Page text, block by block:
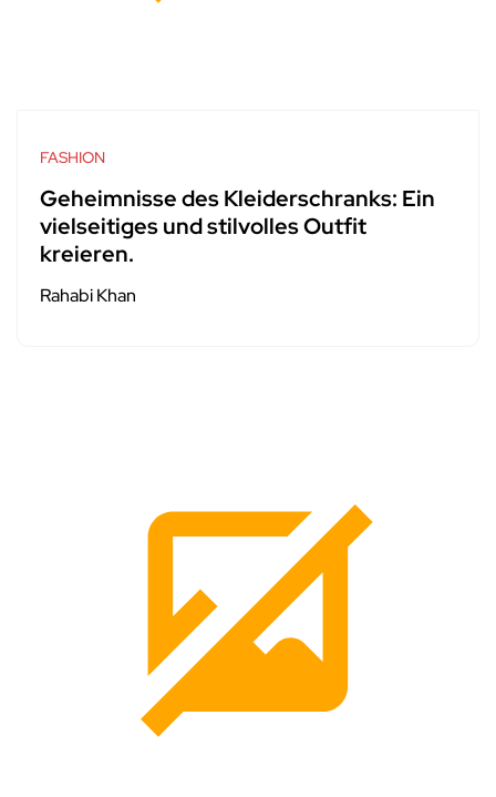
FASHION
Geheimnisse des Kleiderschranks: Ein
vielseitiges und stilvolles Outfit
kreieren.
Rahabi Khan